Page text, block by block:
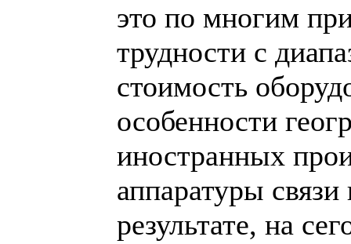
это по многим
трудности с
стоимость
особенности
иностранных
аппаратуры
результате, на